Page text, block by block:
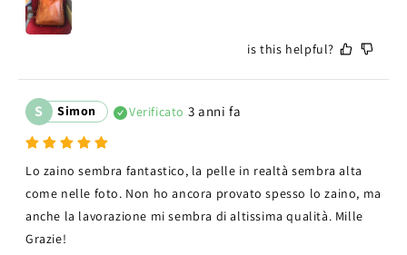
is this helpful?
S Simon Verificato 3 anni fa
Lo zaino sembra fantastico, la pelle in realtà sembra alta
come nelle foto. Non ho ancora provato spesso lo zaino, ma
anche la lavorazione mi sembra di altissima qualità. Mille
Grazie!